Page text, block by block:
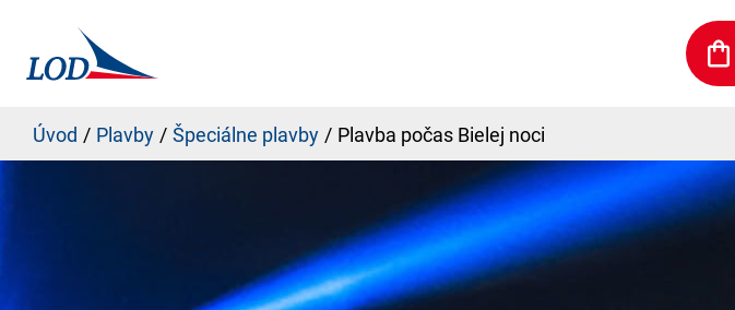
Úvod Plavby Špeciálne plavby Plavba počas Bielej noci